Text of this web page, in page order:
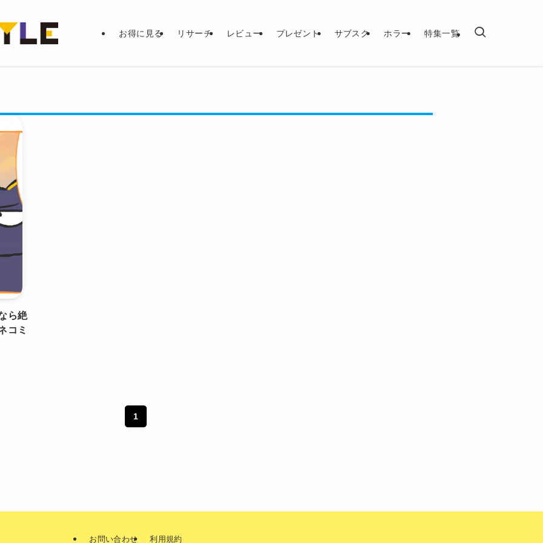
お得に見る リサーチ レビュー プレゼント サブスク ホラー 特集一覧
ら絶
コミ
1
お問い合わせ 利用規約